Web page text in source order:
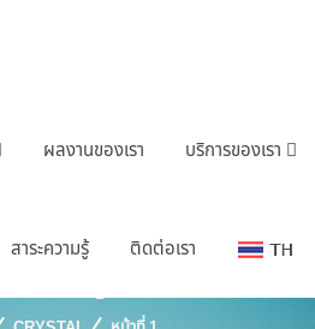
ผลงานของเรา บริการของเรา
สาระความรู้ ติดต่อเรา
Crystal